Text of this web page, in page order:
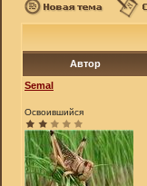
Автор
Semal
Освоившийся